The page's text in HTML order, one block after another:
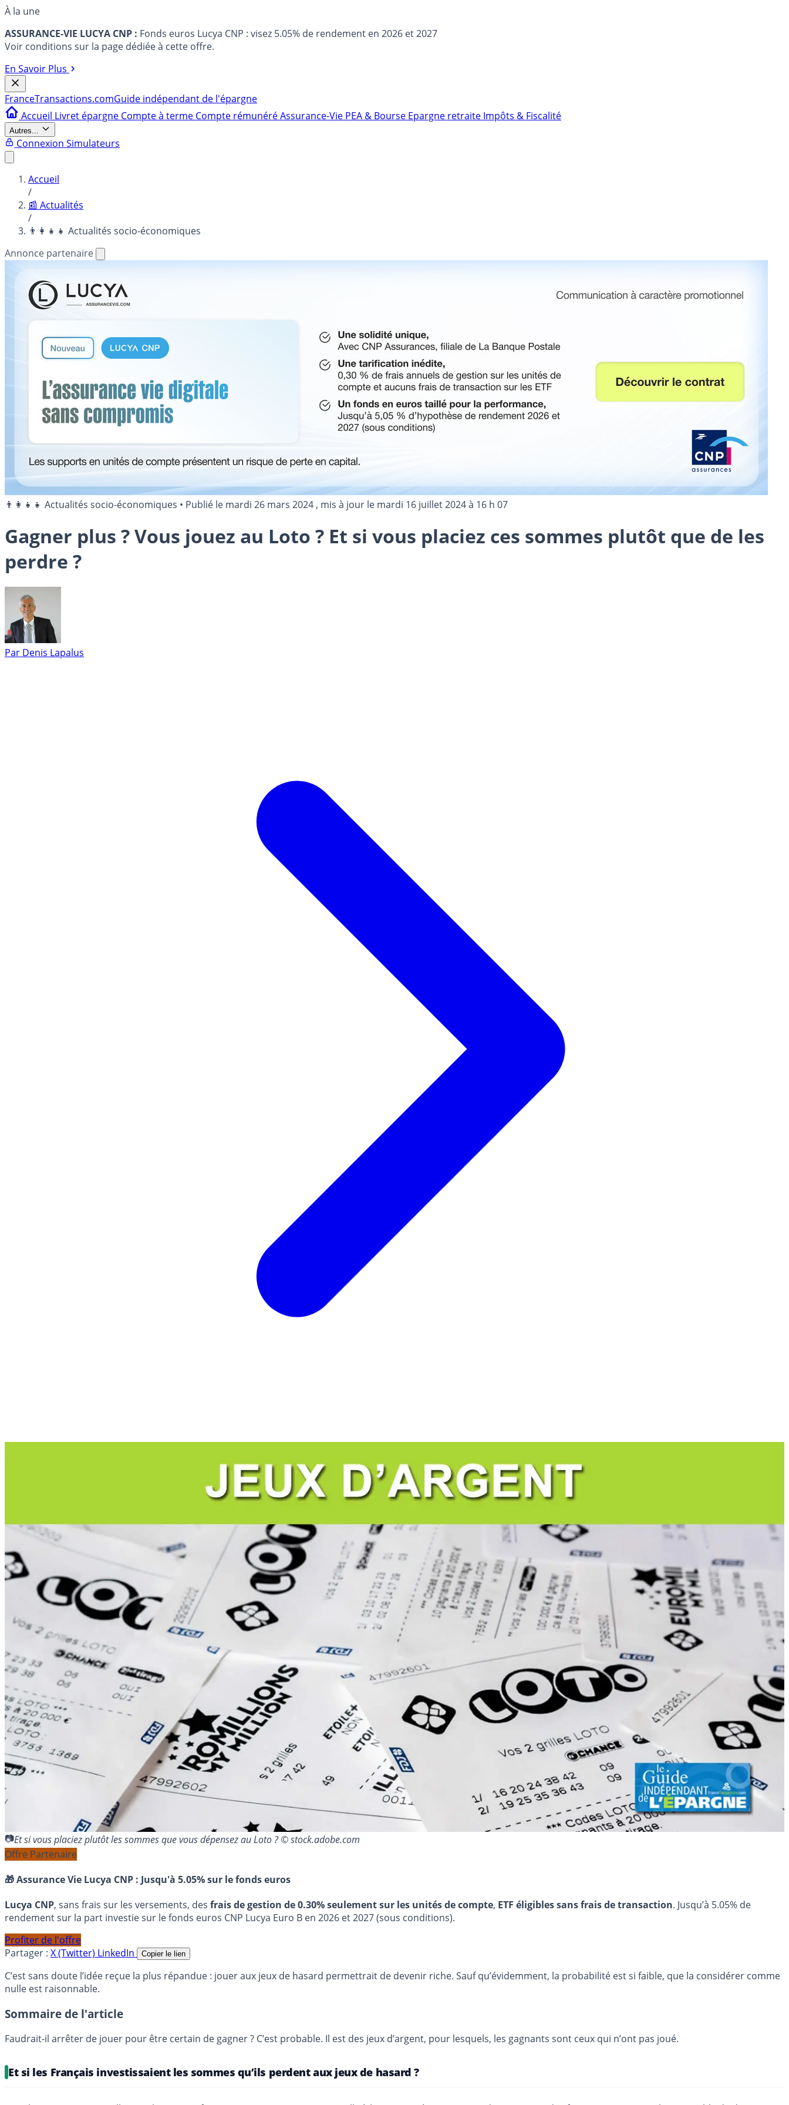
À la une
ASSURANCE-VIE LUCYA CNP : Fonds euros Lucya CNP : visez 5.05% de rendement en 2026 et 2027
Voir conditions sur la page dédiée à cette offre.
En Savoir Plus
FranceTransactions.comGuide indépendant de l'épargne
Accueil Livret épargne Compte à terme Compte rémunéréAssurance-Vie PEA & Bourse Epargne retraite Impôts & Fiscalité
Autres...
Connexion Simulateurs
Accueil
/
📰 Actualités
/
👨‍👩‍👧‍👧 Actualités socio-économiques
Annonce partenaire
👨‍👩‍👧‍👧 Actualités socio-économiques • Publié le mardi 26 mars 2024 , mis à jour le mardi 16 juillet 2024 à 16 h 07
Gagner plus ? Vous jouez au Loto ? Et si vous placiez ces sommes plutôt que de les
perdre ?
Par Denis Lapalus
Et si vous placiez plutôt les sommes que vous dépensez au Loto ? © stock.adobe.com
Offre Partenaire
🎁 Assurance Vie Lucya CNP : Jusqu'à 5.05% sur le fonds euros
Lucya CNP, sans frais sur les versements, des frais de gestion de 0.30% seulement sur les unités de compte, ETF éligibles sans frais de transaction. Jusqu’à 5.05% de
rendement sur la part investie sur le fonds euros CNP Lucya Euro B en 2026 et 2027 (sous conditions).
Profiter de l'offre
Partager : X (Twitter) LinkedIn Copier le lien
C’est sans doute l’idée reçue la plus répandue : jouer aux jeux de hasard permettrait de devenir riche. Sauf qu’évidemment, la probabilité est si faible, que la considérer comme
nulle est raisonnable.
Sommaire de l'article
Faudrait-il arrêter de jouer pour être certain de gagner ? C’est probable. Il est des jeux d’argent, pour lesquels, les gagnants sont ceux qui n’ont pas joué.
Et si les Français investissaient les sommes qu’ils perdent aux jeux de hasard ?